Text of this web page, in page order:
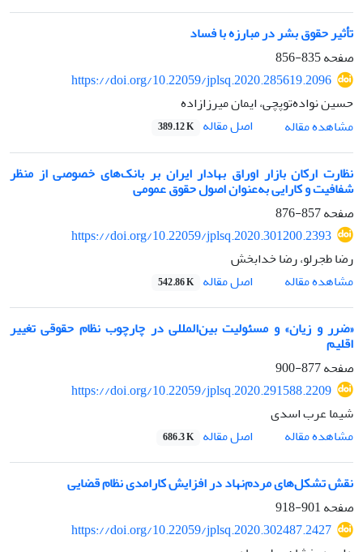
تأثیر حقوق بشر در مبارزه با فساد
صفحه835-856
https://doi.org/10.22059/jplsq.2020.285619.2096
حسین نواده‌توپچی، ایمان میرزازاده
مشاهده مقاله
اصل مقاله 389.12 K
نظارت ارکان بازار اوراق بهادار ایران بر بانک‌های خصوصی از منظر
شفافیت و کارایی به‌عنوان اصول حقوق عمومی
صفحه857-876
https://doi.org/10.22059/jplsq.2020.301200.2393
رضا طجرلو، رضا خدابخش
مشاهده مقاله
اصل مقاله 542.86 K
«ضرر و زیان» و مسئولیت بین‌المللی در چارچوب نظام حقوقی تغییر
اقلیم
صفحه877-900
https://doi.org/10.22059/jplsq.2020.291588.2209
شیما عرب اسدی
مشاهده مقاله
اصل مقاله 686.3 K
نقش تشکل‌های مردم‌نهاد در افزایش کارامدی نظام قضایی
صفحه901-918
https://doi.org/10.22059/jplsq.2020.302487.2427